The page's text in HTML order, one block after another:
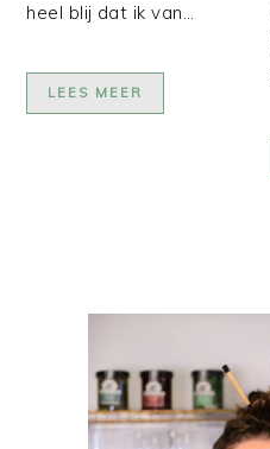
heel blij dat ik van…
LEES MEER